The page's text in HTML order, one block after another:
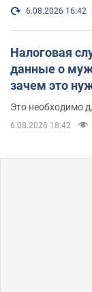
6.08.2026 16:42
Налоговая
данные о
зачем это
Это необходимо
6.08.2026 18:42